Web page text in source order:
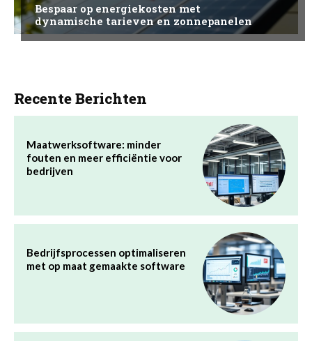
Bespaar op energiekosten met
dynamische tarieven en zonnepanelen
Recente Berichten
Maatwerksoftware: minder
fouten en meer efficiëntie voor
bedrijven
Bedrijfsprocessen optimaliseren
met op maat gemaakte software